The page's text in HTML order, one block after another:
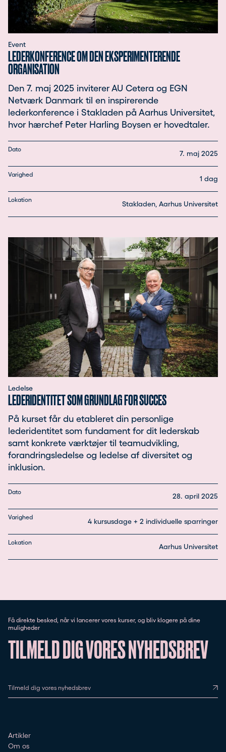
Event
LEDERKONFERENCE OM DEN EKSPERIMENTERENDE
ORGANISATION
Den 7. maj 2025 inviterer AU Cetera og EGN
Netværk Danmark til en inspirerende
lederkonference i Stakladen på Aarhus Universitet,
hvor hærchef Peter Harling Boysen er hovedtaler.
Dato
7. maj 2025
Varighed
1 dag
Lokation
Stakladen, Aarhus Universitet
Ledelse
LEDERIDENTITET SOM GRUNDLAG FOR SUCCES
På kurset får du etableret din personlige
lederidentitet som fundament for dit lederskab
samt konkrete værktøjer til teamudvikling,
forandringsledelse og ledelse af diversitet og
inklusion.
Dato
28. april 2025
Varighed
4 kursusdage + 2 individuelle sparringer
Lokation
Aarhus Universitet
Få direkte besked, når vi lancerer vores kurser, og bliv klogere på dine
muligheder
TILMELD DIG VORES NYHEDSBREV
Tilmeld dig vores nyhedsbrev
Artikler
Om os